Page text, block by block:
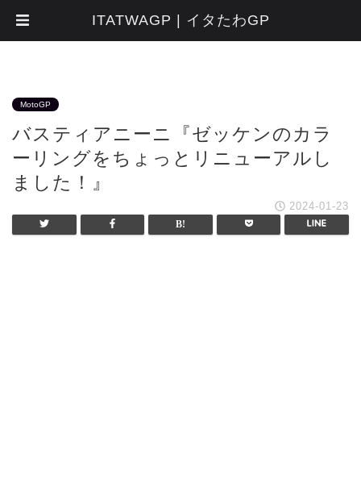
MotoGP
バスティアニーニ『ゼッケンのカラ
ーリングをちょっとリニューアルし
ました！』
2024-01-23
ITATWAGP | イタたわGP